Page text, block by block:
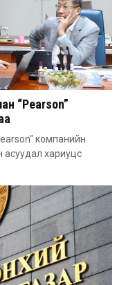
“Pearson”
компанийн
хариуцс